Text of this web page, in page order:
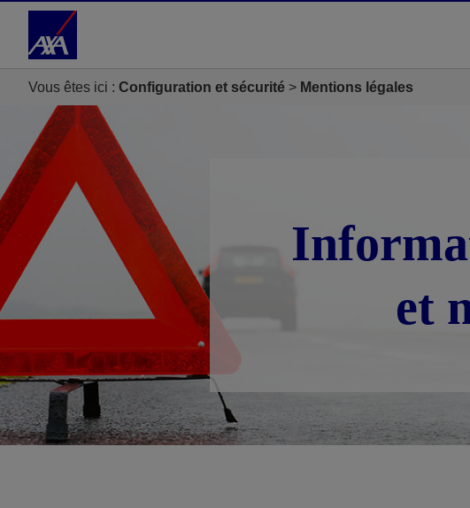
Accéder au Contenu
Vous êtes ici : Configuration et sécurité Mentions légales
et